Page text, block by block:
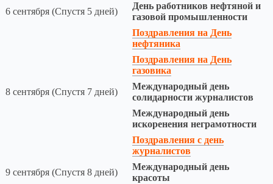
6 сентября (Спустя 5 дней)
День работников нефтяной и
газовой промышленности
Поздравления на День
нефтяника
Поздравления на День
газовика
8 сентября (Спустя 7 дней)
Международный день
солидарности журналистов
Международный день
искоренения неграмотности
Поздравления с день
журналистов
9 сентября (Спустя 8 дней)
Международный день
красоты